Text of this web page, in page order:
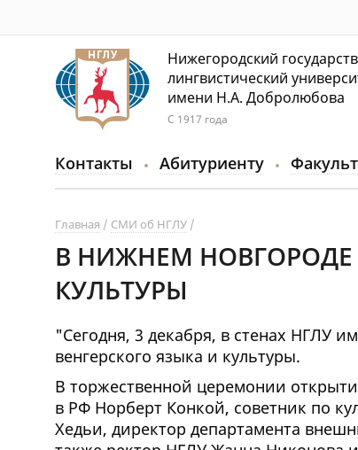
Нижегородский
лингвистический
имени Н.А. Добролюбова
С 1917 года
Контакты Абитуриенту
Главная СМИ об НГЛУ
В НИЖНЕМ НОВГОРОДЕ
КУЛЬТУРЫ
"Сегодня, 3 декабря, в стенах НГЛУ
венгерского языка и культуры.
В торжественной церемонии
в РФ Норберт Конкой, советник по
Хедьи, директор департамента